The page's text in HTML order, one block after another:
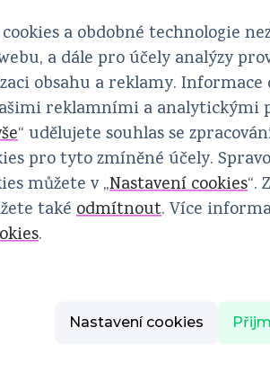
hpv-college.cz
Edukační a diskusní platforma
na problematiku HPV onemocnění
Založeno před 14 lety pod
Provozuje online poradnu pro
Všechny subjekty
a obdobné technologie
a dále pro účely analýzy
obsahu a reklamy.
reklamními a analytickými
“ udělujete souhlas se
pro tyto zmíněné účely.
můžete v „Nastavení cookies“.
také odmítnout. Více
.
Nastavení cookies